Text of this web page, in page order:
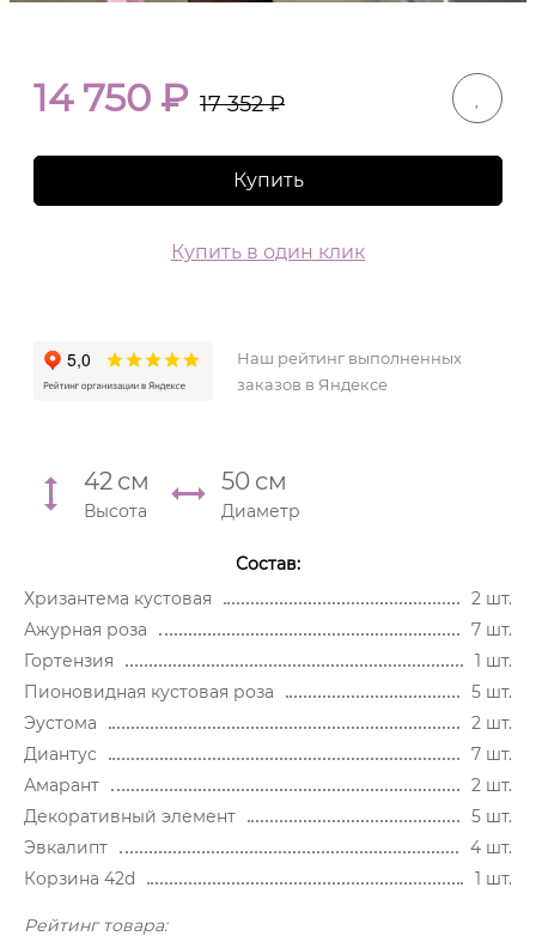
14 750 ₽ 17 352₽
Купить
Купить в один клик
Наш рейтинг выполненных
заказов в Яндексе
42 см
Высота
50 см
Диаметр
Состав:
Хризантема кустовая
2 шт.
Ажурная роза
7 шт.
Гортензия
1 шт.
Пионовидная кустовая роза
5 шт.
Эустома
2 шт.
Диантус
7 шт.
Амарант
2 шт.
Декоративный элемент
5 шт.
Эвкалипт
4 шт.
Корзина 42d
1 шт.
Рейтинг товара: